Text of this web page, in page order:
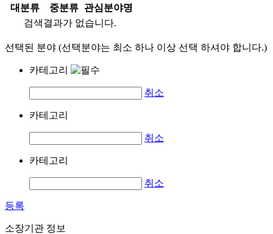
대분류 중분류
관심분야명
검색결과가 없습니다.
선택된 분야 (선택분야는 최소 하나 이상 선택 하셔야 합니다.)
카테고리
취소
카테고리
취소
카테고리
취소
등록
소장기관 정보